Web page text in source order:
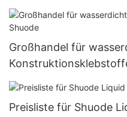
Großhandel für
Preisliste für Shuode